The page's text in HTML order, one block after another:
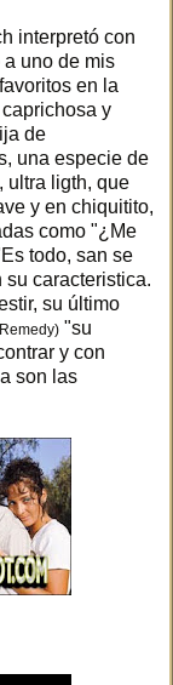
interpretó con
uno de mis
en la
y
de
una especie de
ultra ligth, que
y en chiquitito,
como "¿Me
todo, san se
su caracteristica.
su último
"su
y con
son las